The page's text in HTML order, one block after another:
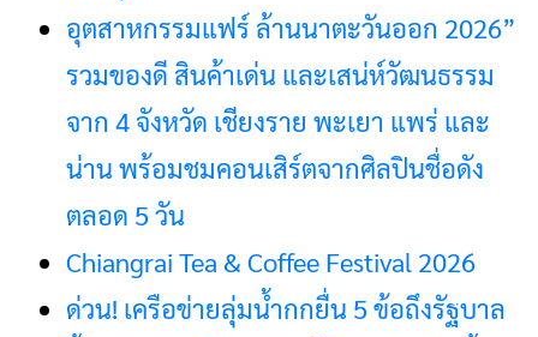
อุตสาหกรรมแฟร์ ล้านนาตะวันออก 2026”
รวมของดี สินค้าเด่น และเสน่ห์วัฒนธรรม
จาก 4 จังหวัด เชียงราย พะเยา แพร่ และ
น่าน พร้อมชมคอนเสิร์ตจากศิลปินชื่อดัง
ตลอด 5 วัน
Chiangrai Tea & Coffee Festival 2026
ด่วน! เครือข่ายลุ่มน้ำกกยื่น 5 ข้อถึงรัฐบาล